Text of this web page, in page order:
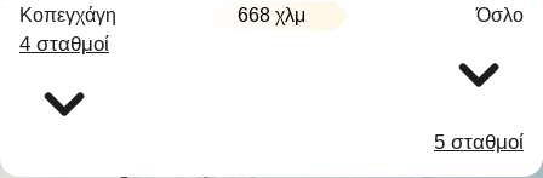
Κοπεγχάγη 668 χλμ Όσλο
4 σταθμοί
5 σταθμοί